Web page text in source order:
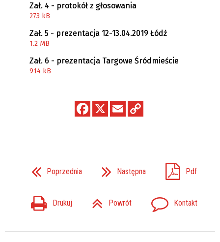
Zał. 4 - protokół z głosowania
273 kB
Zał. 5 - prezentacja 12-13.04.2019 Łódź
1.2 MB
Zał. 6 - prezentacja Targowe Śródmieście
914 kB
Poprzednia Następna Pdf
Drukuj Powrót Kontakt